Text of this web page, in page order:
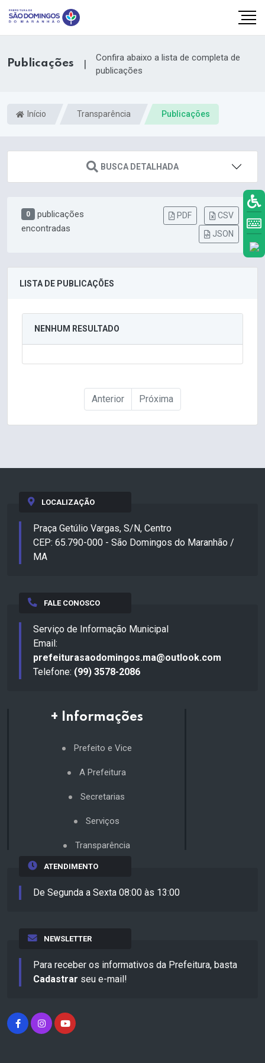
Publicações |
Confira abaixo a lista de completa de
publicações
Início Transparência Publicações
BUSCA DETALHADA
0
publicações
encontradas
PDF
CSV
JSON
LISTA DE PUBLICAÇÕES
NENHUM RESULTADO
Anterior Próxima
LOCALIZAÇÃO
Praça Getúlio Vargas, S/N, Centro
CEP: 65.790-000 - São Domingos do Maranhão /
MA
FALE CONOSCO
Serviço de Informação Municipal
Email:
prefeiturasaodomingos.ma@outlook.com
Telefone: (99) 3578-2086
+ Informações
Prefeito e Vice
A Prefeitura
Secretarias
Serviços
Transparência
ATENDIMENTO
De Segunda a Sexta 08:00 às 13:00
NEWSLETTER
Para receber os informativos da Prefeitura, basta
Cadastrar seu e-mail!